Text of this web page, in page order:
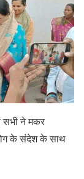
सभी ने मकर
के संदेश के साथ